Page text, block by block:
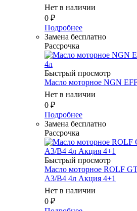
Нет в наличии
0 ₽
Подробнее
Замена бесплатно
Рассрочка
Быстрый просмотр
Масло мотоpное NGN
Нет в наличии
0 ₽
Подробнее
Замена бесплатно
Рассрочка
Быстрый просмотр
Масло мотоpное ROLF
A3/B4 4л Акция 4+1
Нет в наличии
0 ₽